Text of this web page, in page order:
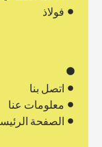
فولاذ
اتصل بنا
معلومات عنا
الصفحة